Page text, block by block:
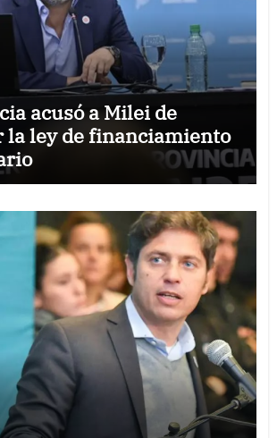
acusó a Milei de
ley de financiamiento